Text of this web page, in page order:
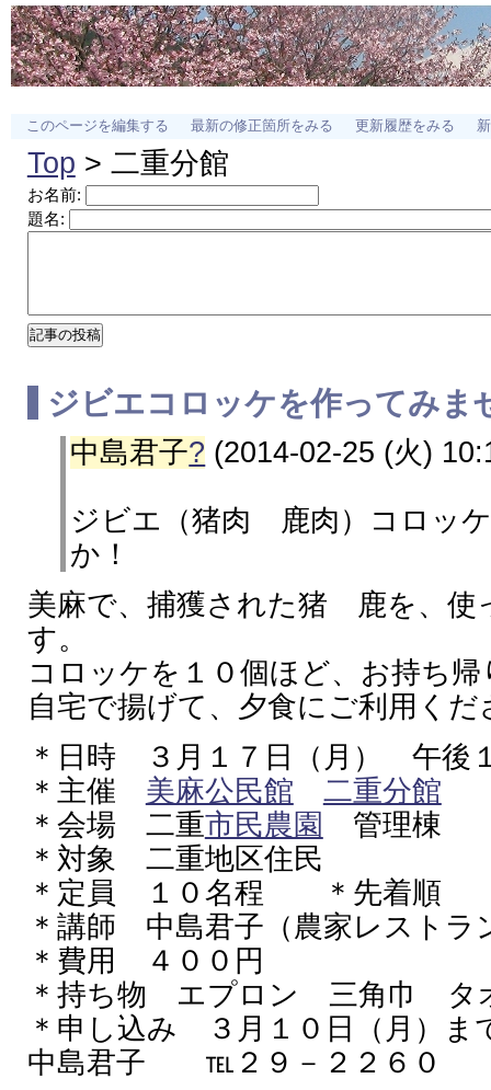
このページを編集する 最新の修正箇所をみる 更新履歴をみる
Top > 二重分館
お名前:
題名:
ジビエコロッケを作ってみま
中島君子? (2014-02-25 (火)
ジビエ（猪肉 鹿肉）コロッ
か！
美麻で、捕獲された猪 鹿を、使
す。
コロッケを１０個ほど、お持ち
自宅で揚げて、夕食にご利用くだ
＊日時 ３月１７日（月） 午後
＊主催 美麻公民館
二重分館
＊会場 二重市民農園
管理棟
＊対象 二重地区住民
＊定員 １０名程 ＊先着順
＊講師 中島君子（農家レストラ
＊費用 ４００円
＊持ち物 エプロン 三角巾 タ
＊申し込み ３月１０日（月）ま
中島君子 ℡２９－２２６０